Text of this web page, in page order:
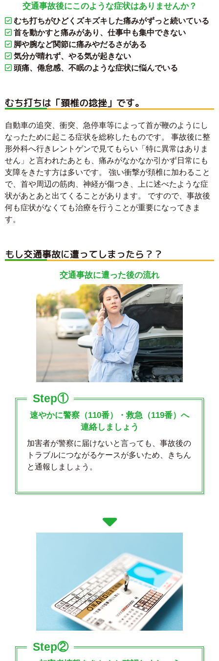
交通事故後にこのような症状はありませんか？
むち打ちがひどくズキズキした痛みがずっと続いている
首を動かすと痛みがあり、仕事中も集中できない
脚や腕など関節に痛みやだるさがある
気分が晴れず、やる気が起きない
頭痛、倦怠感、不眠のような症状に悩んでいる
むち打ちは「頚椎の捻挫」です。
自動車の追突、衝突、急停車等によって首が鞭のようにし
なったために起こる症状を総称したものです。 事故後に整
形外科へ行きレントゲンで見てもらい「特に異常はありま
せん」と言われたあとも、痛みがなかなか引かず日常にも
支障をきたす方は多いです。 強い衝撃が頚椎に加わること
で、首や周辺の筋肉、神経が傷つき、上に述べたような症
状があとあと出てくることがあります。 ですので、事故後
何も症状がなくても治療を行うことが重要になってきま
す。
もし交通事故に遭ってしまったら？？
交通事故に遭った後の流れ
Step①
速やかに警察（110番）・救急（119番）へ
連絡しましょう
加害者が警察に届けないと言っても、事故後の
トラブルにつながるケースが多いため、きちん
と通報しましょう。
Step②